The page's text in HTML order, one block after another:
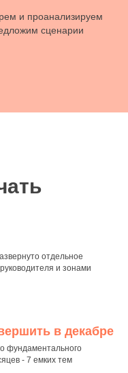
и проанализируем
сценарии
отдельное
и зонами
в декабре
фундаментального
- 7 емких тем